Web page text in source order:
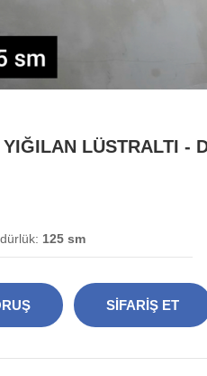
LÜSTRALTI -
125 sm
SIFARIŞ ET